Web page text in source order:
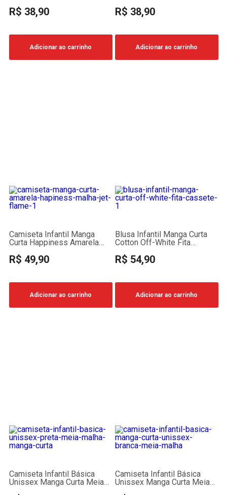
R$ 38,90
Adicionar ao carrinho
R$ 38,90
Adicionar ao carrinho
Camiseta Infantil Manga
Curta Happiness Amarela
R$ 49,90
Adicionar ao carrinho
Blusa Infantil Manga Curta
Cotton Off-White Fita
R$ 54,90
Adicionar ao carrinho
Camiseta Infantil Básica
Unissex Manga Curta Meia
Camiseta Infantil Básica
Unissex Manga Curta Meia